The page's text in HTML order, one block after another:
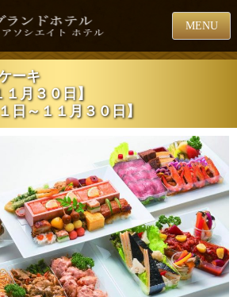
MENU
ーキ
１月３０日】
日～１１月３０日】